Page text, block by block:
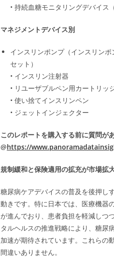
• 持続血糖モニタリングデバイス
マネジメントデバイス別
インスリンポンプ（インスリン
セット）
• インスリン注射器
• リユーザブルペン用カートリッ
• 使い捨てインスリンペン
• ジェットインジェクター
このレポートを購入する前に質問が
@https://
規制緩和と保険適用の拡充が市場拡
糖尿病ケアデバイスの普及を後押し
動きです。特に日本では、医療機器
が進んでおり、患者負担を軽減しつ
タルヘルスの推進戦略により、糖尿
加速が期待されています。これらの
間違いありません。